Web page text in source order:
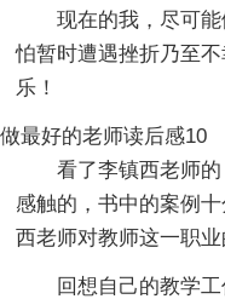
现在的我，尽可
怕暂时遭遇挫折乃至
乐！
做最好的老师读后感10
看了李镇西老师
感触的，书中的案例
西老师对教师这一职业
回想自己的教学